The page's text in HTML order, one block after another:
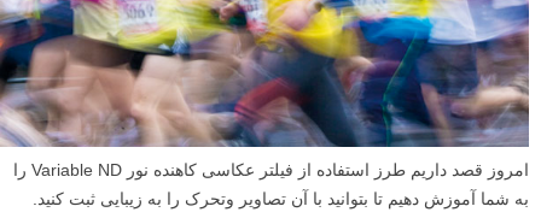
فیلترهای عکاسی کاهنده نور Variable ND: چگونه یک
عکس متحرک را جذاب شکار کنیم
نوشته شده در ۲۳ مهر ۱۳۹۲